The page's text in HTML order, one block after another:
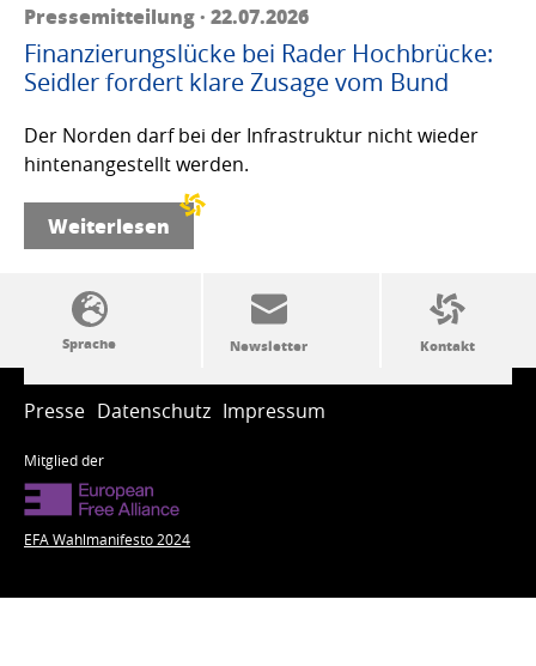
Pressemitteilung · 22.07.2026
Finanzierungslücke bei Rader Hochbrücke:
Seidler fordert klare Zusage vom Bund
Der Norden darf bei der Infrastruktur nicht wieder
hintenangestellt werden.
Weiterlesen
SSW-Politik von A bis Z
Presse Datenschutz Impressum
Mitglied der
EFA Wahlmanifesto 2024